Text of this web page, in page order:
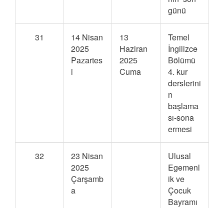
günü
31
14 Nisan
2025
Pazartes
i
13
Haziran
2025
Cuma
Temel
İngilizce
Bölümü
4. kur
derslerini
n
başlama
sı-sona
ermesi
32
23 Nisan
2025
Çarşamb
a
Ulusal
Egemenl
ik ve
Çocuk
Bayramı